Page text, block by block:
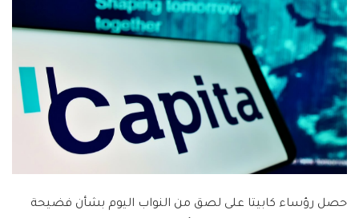
حصل رؤساء كابيتا على لصق من النواب اليوم بشأن فضيحة